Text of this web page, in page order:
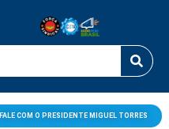
FALE COM O PRESIDENTE MIGUEL TORRES